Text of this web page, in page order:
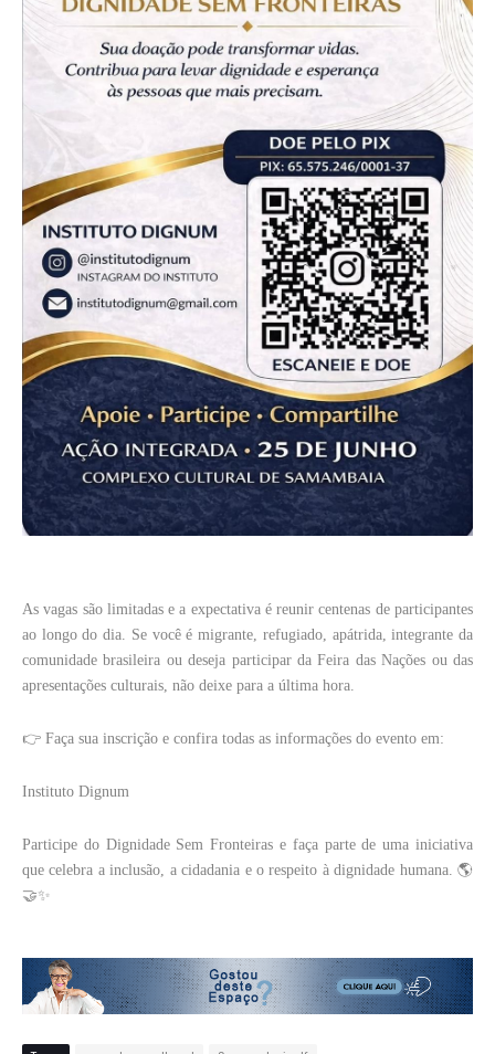
As vagas são limitadas e a expectativa é reunir centenas de participantes
ao longo do dia. Se você é migrante, refugiado, apátrida, integrante da
comunidade brasileira ou deseja participar da Feira das Nações ou das
apresentações culturais, não deixe para a última hora.
👉 Faça sua inscrição e confira todas as informações do evento em:
Instituto Dignum
Participe do Dignidade Sem Fronteiras e faça parte de uma iniciativa
que celebra a inclusão, a cidadania e o respeito à dignidade humana. 🌎
🤝✨